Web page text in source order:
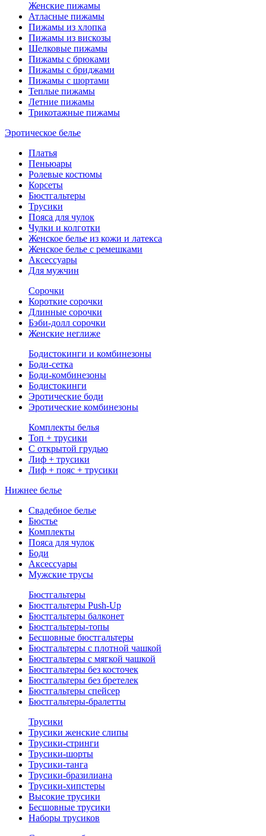
Женские пижамы
Атласные пижамы
Пижамы из хлопка
Пижамы из вискозы
Шелковые пижамы
Пижамы с брюками
Пижамы с бриджами
Пижамы с шортами
Теплые пижамы
Летние пижамы
Трикотажные пижамы
Эротическое белье
Платья
Пеньюары
Ролевые костюмы
Корсеты
Бюстгальтеры
Трусики
Пояса для чулок
Чулки и колготки
Женское белье из кожи и латекса
Женское белье с ремешками
Аксессуары
Для мужчин
Сорочки
Короткие сорочки
Длинные сорочки
Бэби-долл сорочки
Женские неглиже
Бодистокинги и комбинезоны
Боди-сетка
Боди-комбинезоны
Бодистокинги
Эротические боди
Эротические комбинезоны
Комплекты белья
Топ + трусики
С открытой грудью
Лиф + трусики
Лиф + пояс + трусики
Нижнее белье
Свадебное белье
Бюстье
Комплекты
Пояса для чулок
Боди
Аксессуары
Мужские трусы
Бюстгальтеры
Бюстгальтеры Push-Up
Бюстгальтеры балконет
Бюстгальтеры-топы
Бесшовные бюстгальтеры
Бюстгальтеры с плотной чашкой
Бюстгальтеры с мягкой чашкой
Бюстгальтеры без косточек
Бюстгальтеры без бретелек
Бюстгальтеры спейсер
Бюстгальтеры-бралетты
Трусики
Трусики женские слипы
Трусики-стринги
Трусики-шорты
Трусики-танга
Трусики-бразилиана
Трусики-хипстеры
Высокие трусики
Бесшовные трусики
Наборы трусиков